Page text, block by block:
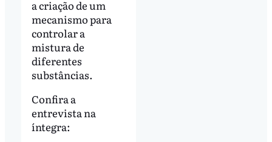
a criação de um
mecanismo para
controlar a
mistura de
diferentes
substâncias.
Confira a
entrevista na
íntegra: